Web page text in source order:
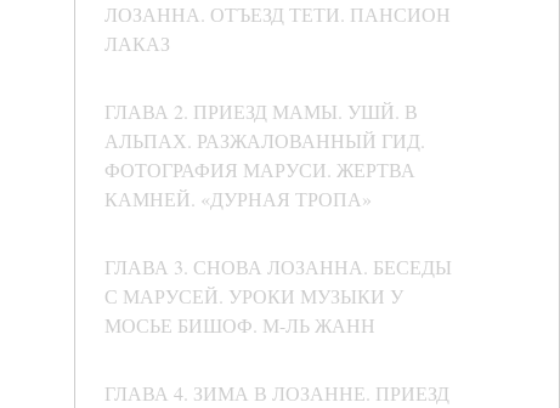
ЛОЗАННА. ОТЪЕЗД ТЕТИ. ПАНСИОН
ЛАКАЗ
ГЛАВА 2. ПРИЕЗД МАМЫ. УШЙ. В
АЛЬПАХ. РАЗЖАЛОВАННЫЙ ГИД.
ФОТОГРАФИЯ МАРУСИ. ЖЕРТВА
КАМНЕЙ. «ДУРНАЯ ТРОПА»
ГЛАВА 3. СНОВА ЛОЗАННА. БЕСЕДЫ
С МАРУСЕЙ. УРОКИ МУЗЫКИ У
МОСЬЕ БИШОФ. М-ЛЬ ЖАНН
ГЛАВА 4. ЗИМА В ЛОЗАННЕ. ПРИЕЗД